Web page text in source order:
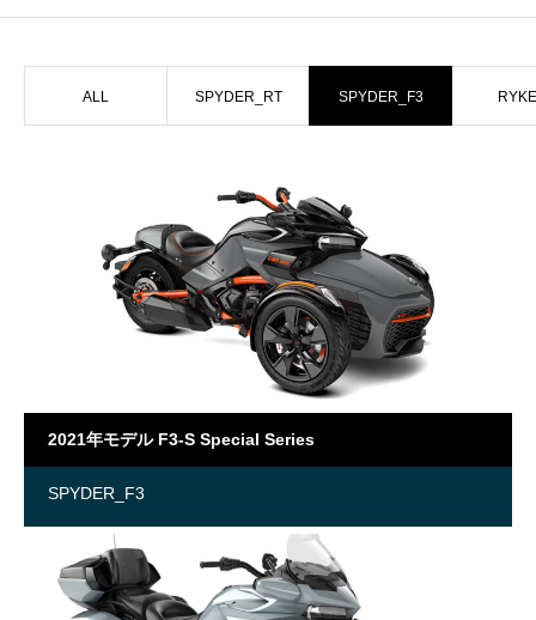
ALL SPYDER_RT SPYDER_F3
2021年モデル F3-S Special Series
SPYDER_F3